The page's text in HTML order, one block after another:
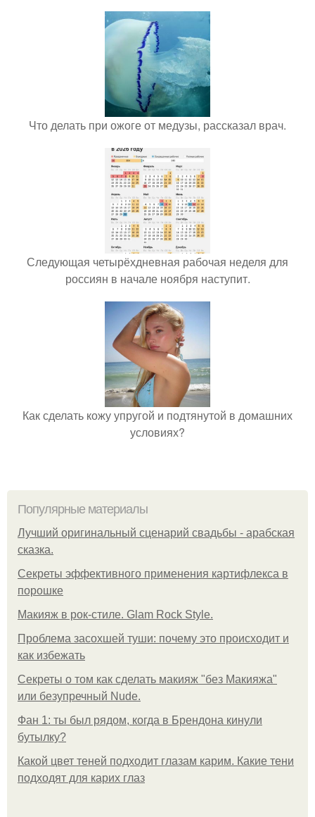
Что делать при ожоге от медузы, рассказал врач.
Следующая четырёхдневная рабочая неделя для
россиян в начале ноября наступит.
Как сделать кожу упругой и подтянутой в домашних
условиях?
Популярные материалы
Лучший оригинальный сценарий свадьбы - арабская
сказка.
Секреты эффективного применения картифлекса в
порошке
Макияж в рок-стиле. Glam Rock Style.
Проблема засохшей туши: почему это происходит и
как избежать
Секреты о том как сделать макияж "без Макияжа"
или безупречный Nude.
Фан 1: ты был рядом, когда в Брендона кинули
бутылку?
Какой цвет теней подходит глазам карим. Какие тени
подходят для карих глаз